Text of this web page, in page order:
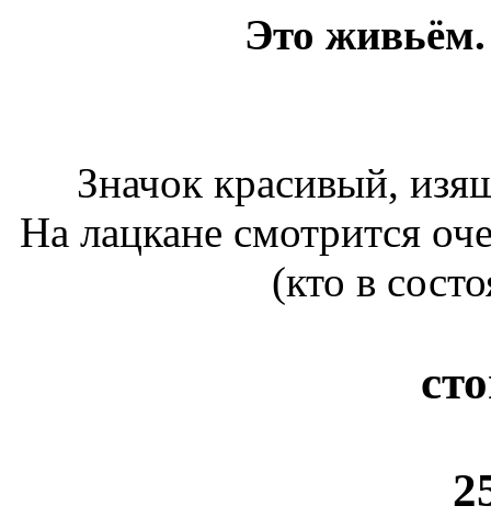
Это
Значок красивый,
На лацкане смотрится
(кто в